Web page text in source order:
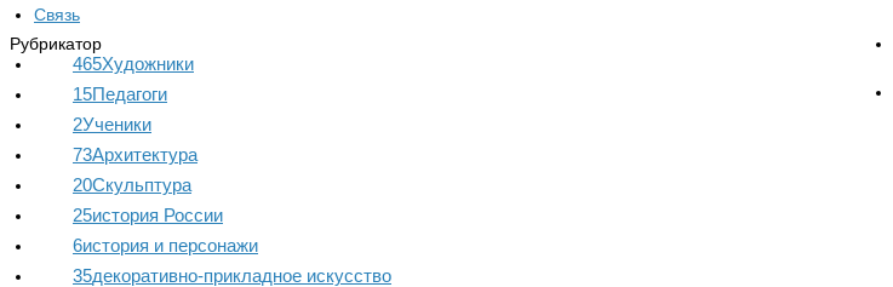
Связь
Рубрикатор
465Художники
15Педагоги
2Ученики
73Архитектура
20Скульптура
25история России
6история и персонажи
35декоративно-прикладное искусство